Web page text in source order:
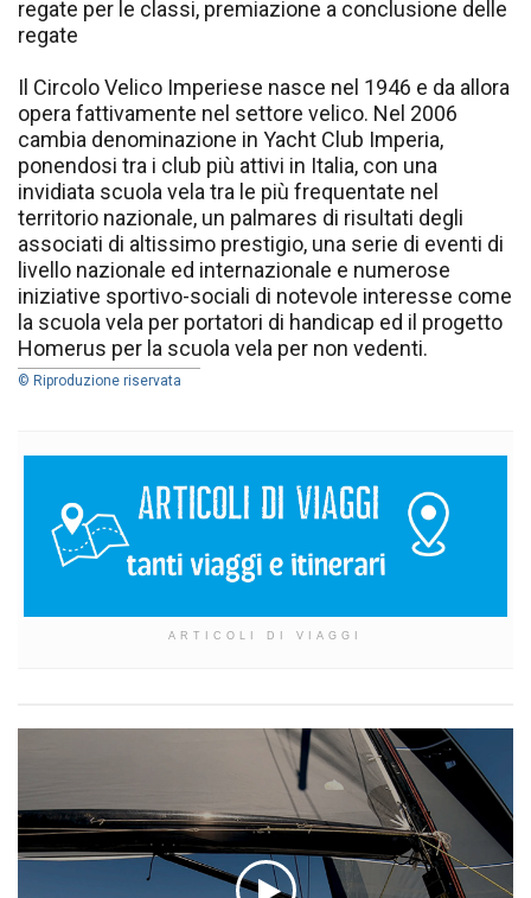
regate per le classi, premiazione a conclusione delle
regate
Il Circolo Velico Imperiese nasce nel 1946 e da allora
opera fattivamente nel settore velico. Nel 2006
cambia denominazione in Yacht Club Imperia,
ponendosi tra i club più attivi in Italia, con una
invidiata scuola vela tra le più frequentate nel
territorio nazionale, un palmares di risultati degli
associati di altissimo prestigio, una serie di eventi di
livello nazionale ed internazionale e numerose
iniziative sportivo-sociali di notevole interesse come
la scuola vela per portatori di handicap ed il progetto
Homerus per la scuola vela per non vedenti.
© Riproduzione riservata
ARTICOLI DI VIAGGI